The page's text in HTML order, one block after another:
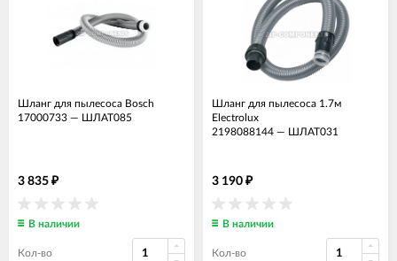
Шланг для пылесоса Bosch
17000733 — ШЛАТ085
3 835 ₽
В наличии
Кол-во
Шланг для пылесоса 1.7м
Electrolux
2198088144 — ШЛАТ031
3 190 ₽
В наличии
Кол-во